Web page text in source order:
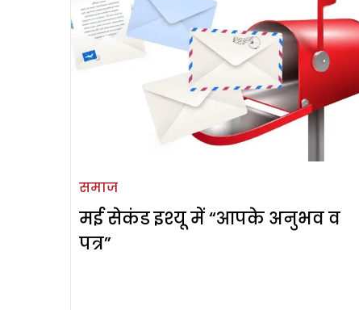
समाज
मई सेकंड इश्यू में “आपके अनुभव व
पत्र”